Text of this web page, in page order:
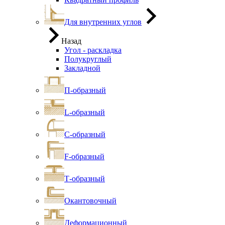
Для внутренних углов
Назад
Угол - раскладка
Полукруглый
Закладной
П-образный
L-образный
С-образный
F-образный
Т-образный
Окантовочный
Деформационный